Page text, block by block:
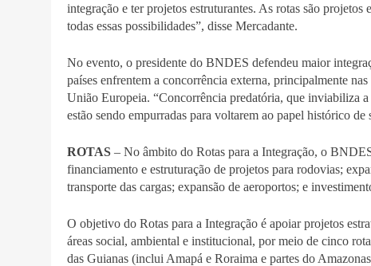
integração e ter projetos estruturantes. As rotas são
todas essas possibilidades”, disse Mercadante.
No evento, o presidente do BNDES defendeu maior
países enfrentem a concorrência externa, principalmente
União Europeia. “Concorrência predatória, que inviabiliza
estão sendo empurradas para voltarem ao papel histórico
ROTAS – No âmbito do Rotas para a Integração, o
financiamento e estruturação de projetos para rodovias;
transporte das cargas; expansão de aeroportos; e
O objetivo do Rotas para a Integração é apoiar projetos
áreas social, ambiental e institucional, por meio de cinco
das Guianas (inclui Amapá e Roraima e partes do